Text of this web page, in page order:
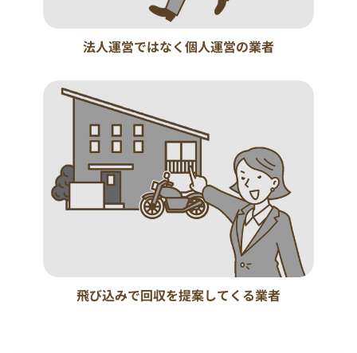
法人運営ではなく個人運営の業者
飛び込みで回収を提案してくる業者